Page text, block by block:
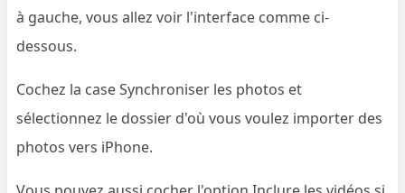
à gauche, vous allez voir l'interface comme ci-
dessous.
Cochez la case Synchroniser les photos et
sélectionnez le dossier d'où vous voulez importer des
photos vers iPhone.